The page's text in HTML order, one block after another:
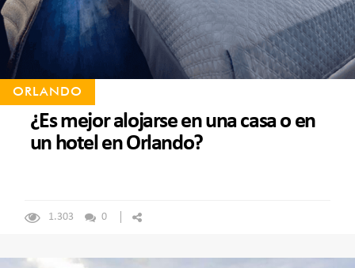
ORLANDO
¿Es mejor alojarse en una casa o en
un hotel en Orlando?
1.303 0